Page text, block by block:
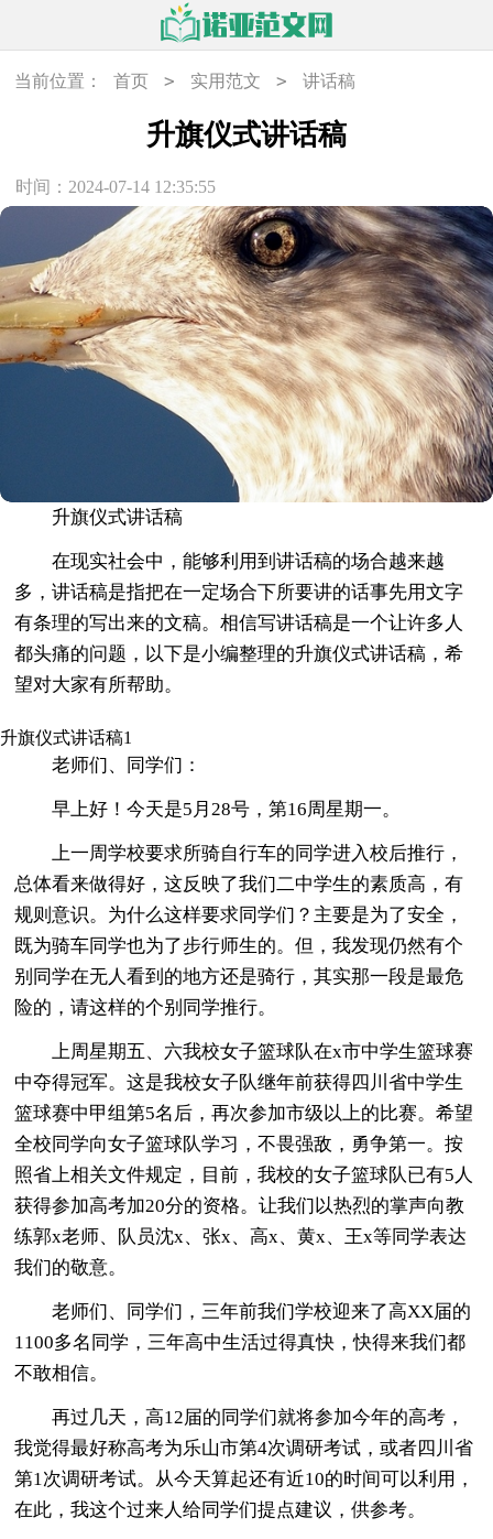
当前位置： 首页 > 实用范文 > 讲话稿
升旗仪式讲话稿
时间：2024-07-14 12:35:55
升旗仪式讲话稿
在现实社会中，能够利用到讲话稿的场合越来越
多，讲话稿是指把在一定场合下所要讲的话事先用文字
有条理的写出来的文稿。相信写讲话稿是一个让许多人
都头痛的问题，以下是小编整理的升旗仪式讲话稿，希
望对大家有所帮助。
升旗仪式讲话稿1
老师们、同学们：
早上好！今天是5月28号，第16周星期一。
上一周学校要求所骑自行车的同学进入校后推行，
总体看来做得好，这反映了我们二中学生的素质高，有
规则意识。为什么这样要求同学们？主要是为了安全，
既为骑车同学也为了步行师生的。但，我发现仍然有个
别同学在无人看到的地方还是骑行，其实那一段是最危
险的，请这样的个别同学推行。
上周星期五、六我校女子篮球队在x市中学生篮球赛
中夺得冠军。这是我校女子队继年前获得四川省中学生
篮球赛中甲组第5名后，再次参加市级以上的比赛。希望
全校同学向女子篮球队学习，不畏强敌，勇争第一。按
照省上相关文件规定，目前，我校的女子篮球队已有5人
获得参加高考加20分的资格。让我们以热烈的掌声向教
练郭x老师、队员沈x、张x、高x、黄x、王x等同学表达
我们的敬意。
老师们、同学们，三年前我们学校迎来了高XX届的
1100多名同学，三年高中生活过得真快，快得来我们都
不敢相信。
再过几天，高12届的同学们就将参加今年的高考，
我觉得最好称高考为乐山市第4次调研考试，或者四川省
第1次调研考试。从今天算起还有近10的时间可以利用，
在此，我这个过来人给同学们提点建议，供参考。